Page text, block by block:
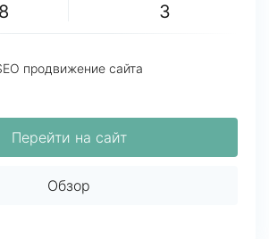
3
продвижение сайта
Перейти на сайт
Обзор